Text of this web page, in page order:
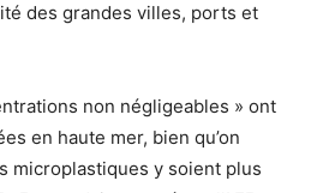
des grandes villes, ports et
non négligeables » ont
en haute mer, bien qu’on
microplastiques y soient plus